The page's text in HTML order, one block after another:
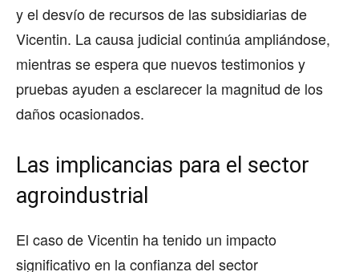
y el desvío de recursos de las subsidiarias de
Vicentin. La causa judicial continúa ampliándose,
mientras se espera que nuevos testimonios y
pruebas ayuden a esclarecer la magnitud de los
daños ocasionados.
Las implicancias para el sector
agroindustrial
El caso de Vicentin ha tenido un impacto
significativo en la confianza del sector